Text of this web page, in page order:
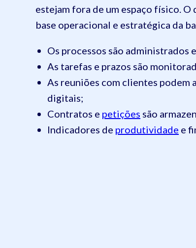
estejam fora de um espaço físico.
base operacional e estratégica da
Os processos são administrados
As tarefas e prazos são
As reuniões com clientes
digitais;
Contratos e petições são
Indicadores de produtividade e